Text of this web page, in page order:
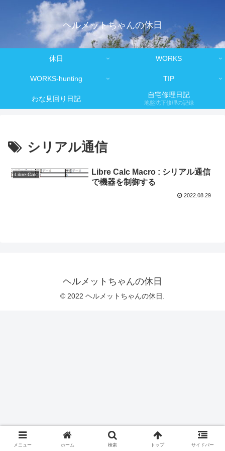
ヘルメットちゃんの休日
休日 WORKS
WORKS-hunting TIP
わな見回り日記 自宅修理日記
地盤沈下修理の記録
シリアル通信
Libre Calc
Libre Calc Macro : シリアル通信
で機器を制御する
2022.08.29
ヘルメットちゃんの休日
© 2022 ヘルメットちゃんの休日.
メニュー ホーム 検索 トップ サイドバー